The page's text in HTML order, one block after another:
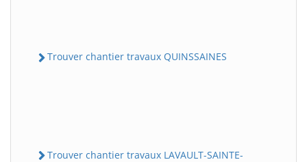
Trouver chantier travaux QUINSSAINES
Trouver chantier travaux LAVAULT-SAINTE-